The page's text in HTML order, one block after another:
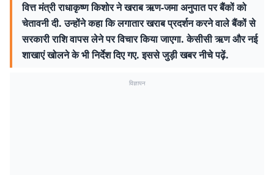
वित्त मंत्री राधाकृष्ण किशोर ने खराब ऋण-जमा अनुपात पर बैंकों को
चेतावनी दी. उन्होंने कहा कि लगातार खराब प्रदर्शन करने वाले बैंकों से
सरकारी राशि वापस लेने पर विचार किया जाएगा. केसीसी ऋण और नई
शाखाएं खोलने के भी निर्देश दिए गए. इससे जुड़ी खबर नीचे पढ़ें.
विज्ञापन